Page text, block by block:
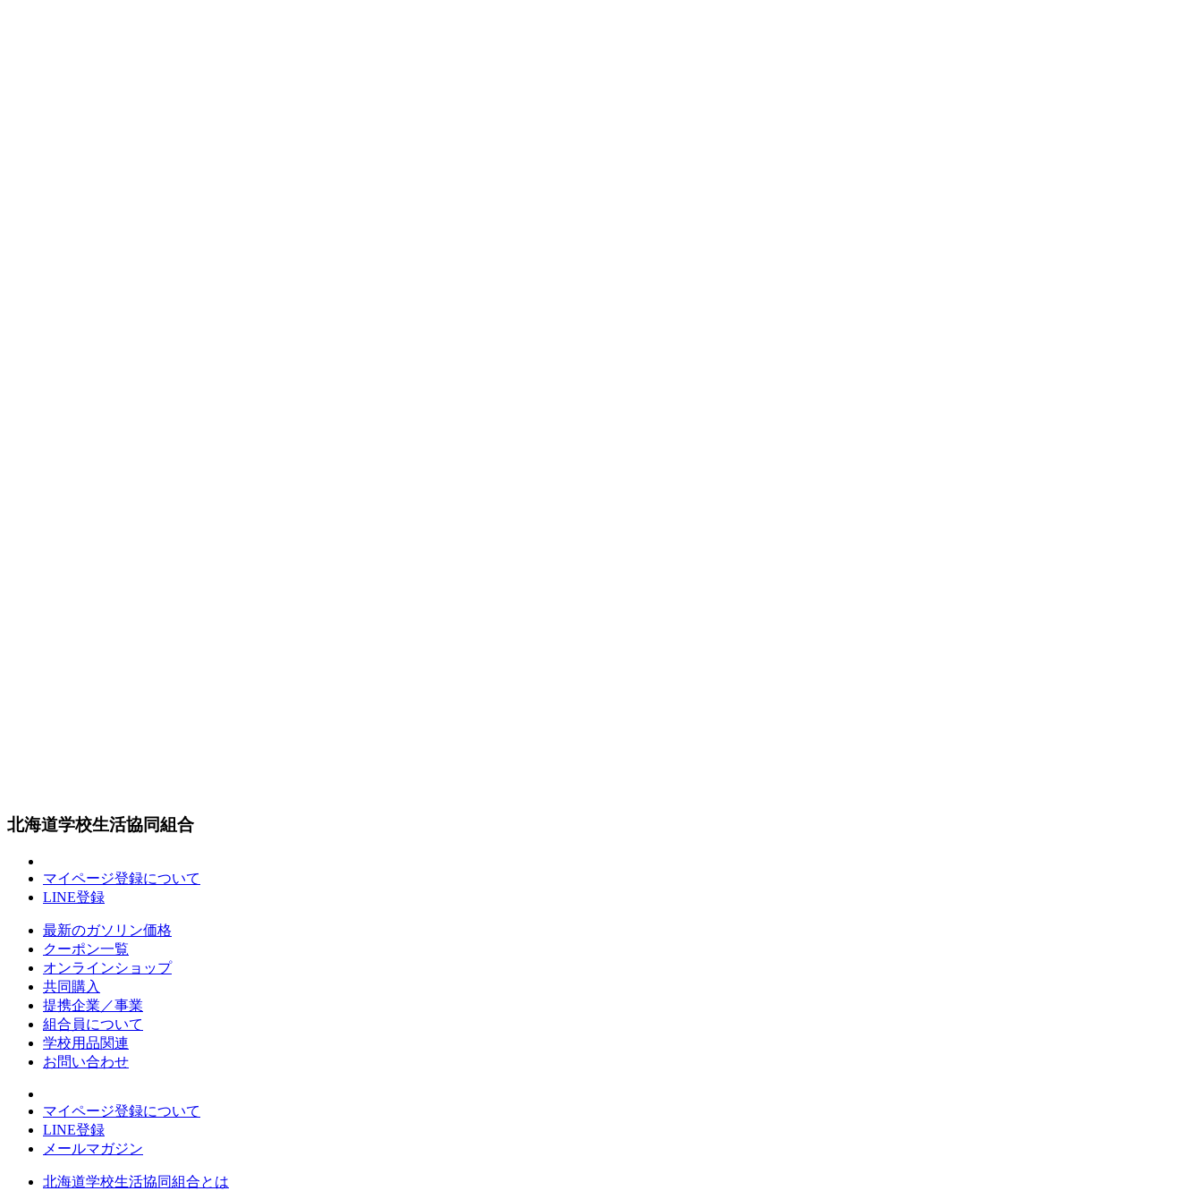
北海道学校生活協同組合
マイページ登録について
LINE登録
最新のガソリン価格
クーポン一覧
オンラインショップ
共同購入
提携企業／事業
組合員について
学校用品関連
お問い合わせ
マイページ登録について
LINE登録
メールマガジン
北海道学校生活協同組合とは